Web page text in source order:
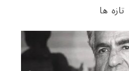
تازه ها